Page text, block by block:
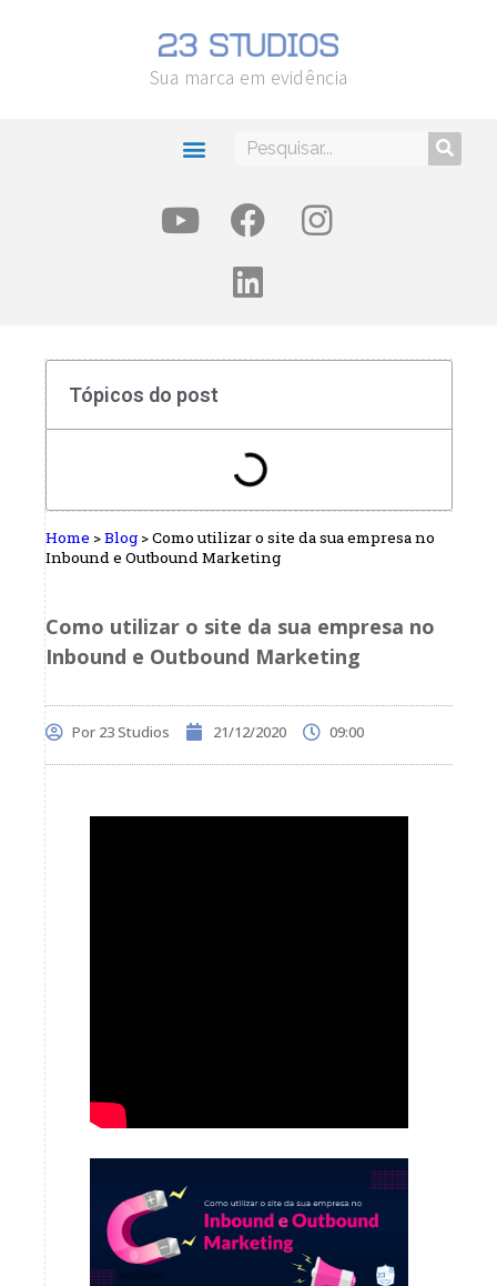
Sua marca em evidência
Tópicos do post
Home >Blog >Como utilizar o site da sua empresa no
Inbound e Outbound Marketing
Como utilizar o site da sua empresa no
Inbound e Outbound Marketing
Por 23 Studios 21/12/2020 09:00